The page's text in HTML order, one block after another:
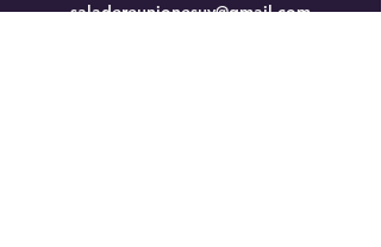
saladereunionesuy@gmail.com